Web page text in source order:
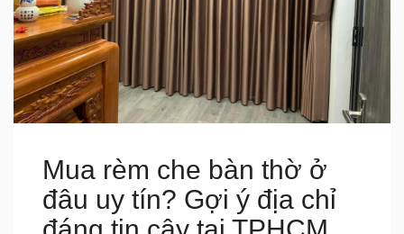
Mua rèm che bàn thờ ở
đâu uy tín? Gợi ý địa chỉ